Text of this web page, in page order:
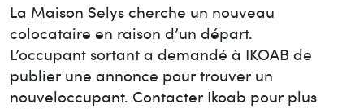
La Maison Selyscherche un nouveau
colocataire en raison d’un départ.
L’occupant sortant a demandé à IKOAB de
publier une annonce pour trouver un
nouveloccupant. Contacter Ikoab pour plus